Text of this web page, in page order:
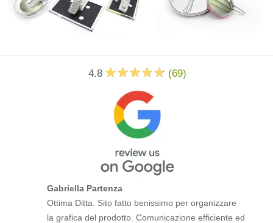
4.8 (69)
Gabriella Partenza
Ottima Ditta. Sito fatto benissimo per organizzare
la grafica del prodotto. Comunicazione efficiente ed